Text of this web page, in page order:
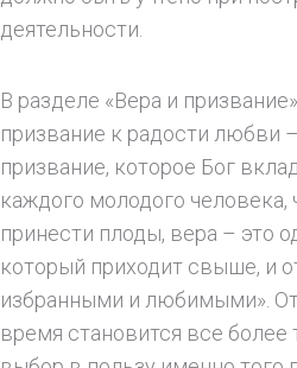
деятельности.
В разделе «Вера и
призвание к радости любви
призвание, которое Бог
каждого молодого
принести плоды, вера – это
который приходит свыше, и
избранными и любимыми».
время становится все